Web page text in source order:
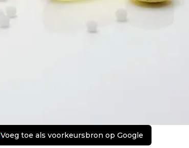
Voeg toe als voorkeursbron op Google